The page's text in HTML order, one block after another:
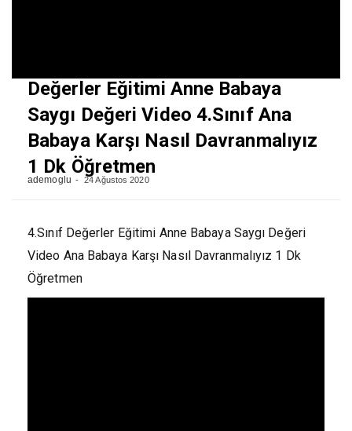
Değerler Eğitimi Anne Babaya
Saygı Değeri Video 4.Sınıf Ana
Babaya Karşı Nasıl Davranmalıyız
1 Dk Öğretmen
ademoglu 24 Ağustos 2020
4.Sınıf Değerler Eğitimi Anne Babaya Saygı Değeri
Video Ana Babaya Karşı Nasıl Davranmalıyız 1 Dk
Öğretmen